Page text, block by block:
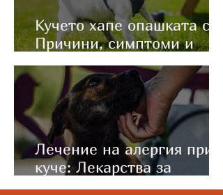
Кучето хапе опашката си:
Причини, симптоми и
какво да направите
Лечение на алергия при
куче: Лекарства за
имунотерапия (Apoquel и